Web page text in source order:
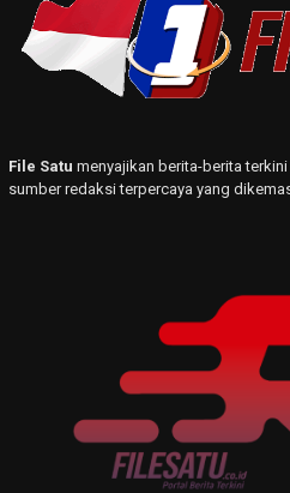
File Satu menyajikan berita-berita
sumber redaksi terpercaya yang